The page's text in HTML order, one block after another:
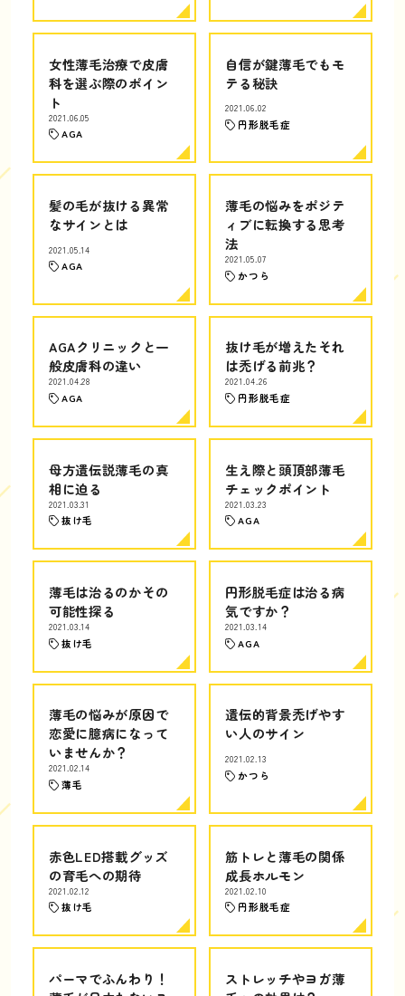
女性薄毛治療で皮膚
科を選ぶ際のポイン
ト
2021.06.05
AGA
自信が鍵薄毛でもモ
テる秘訣
2021.06.02
円形脱毛症
髪の毛が抜ける異常
なサインとは
2021.05.14
AGA
薄毛の悩みをポジテ
ィブに転換する思考
法
2021.05.07
かつら
AGAクリニックと一
般皮膚科の違い
2021.04.28
AGA
抜け毛が増えたそれ
は禿げる前兆？
2021.04.26
円形脱毛症
母方遺伝説薄毛の真
相に迫る
2021.03.31
抜け毛
生え際と頭頂部薄毛
チェックポイント
2021.03.23
AGA
薄毛は治るのかその
可能性探る
2021.03.14
抜け毛
円形脱毛症は治る病
気ですか？
2021.03.14
AGA
薄毛の悩みが原因で
恋愛に臆病になって
いませんか？
2021.02.14
薄毛
遺伝的背景禿げやす
い人のサイン
2021.02.13
かつら
赤色LED搭載グッズ
の育毛への期待
2021.02.12
抜け毛
筋トレと薄毛の関係
成長ホルモン
2021.02.10
円形脱毛症
パーマでふんわり！
ストレッチやヨガ薄